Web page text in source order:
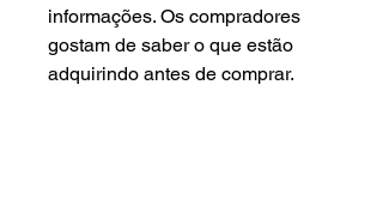
informações. Os compradores
gostam de saber o que estão
adquirindo antes de comprar.